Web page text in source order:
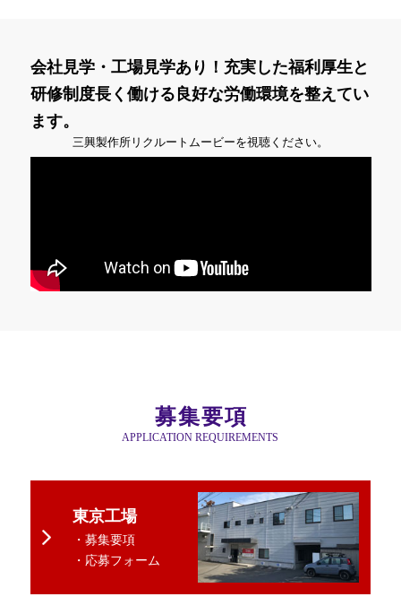
会社見学・工場見学あり！充実した福利厚生と
研修制度長く働ける良好な労働環境を整えてい
ます。
三興製作所リクルートムービーを視聴ください。
募集要項
APPLICATION REQUIREMENTS
東京工場
・募集要項
・応募フォーム